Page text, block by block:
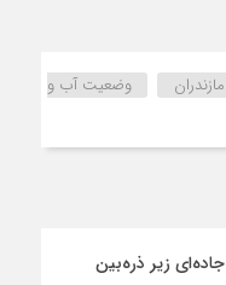
مازندران
وضعیت آب و
زیر ذره‌بین